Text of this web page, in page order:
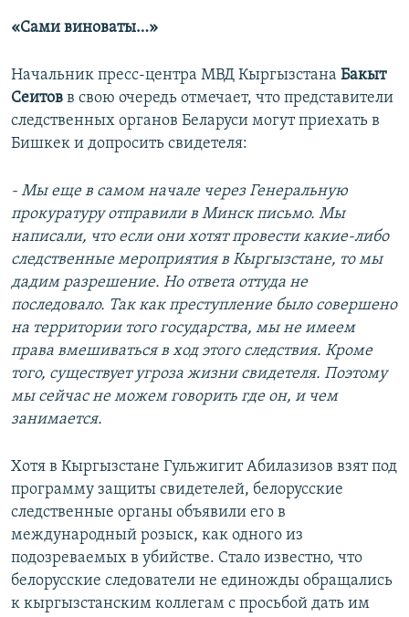
«Сами виноваты…»
Начальник пресс-центра МВД Кыргызстана Бакыт
Сеитов в свою очередь отмечает, что представители
следственных органов Беларуси могут приехать в
Бишкек и допросить свидетеля:
- Мы еще в самом начале через Генеральную
прокуратуру отправили в Минск письмо. Мы
написали, что если они хотят провести какие-либо
следственные мероприятия в Кыргызстане, то мы
дадим разрешение. Но ответа оттуда не
последовало. Так как преступление было совершено
на территории того государства, мы не имеем
права вмешиваться в ход этого следствия. Кроме
того, существует угроза жизни свидетеля. Поэтому
мы сейчас не можем говорить где он, и чем
занимается.
Хотя в Кыргызстане Гульжигит Абилазизов взят под
программу защиты свидетелей, белорусские
следственные органы объявили его в
международный розыск, как одного из
подозреваемых в убийстве. Стало известно, что
белорусские следователи не единожды обращались
к кыргызстанским коллегам с просьбой дать им